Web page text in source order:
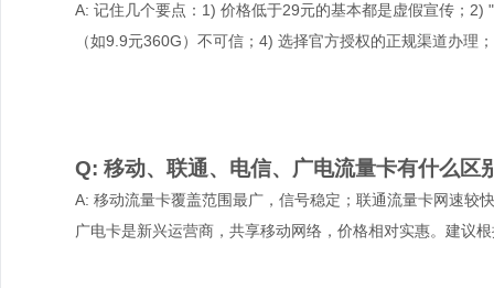
A: 记住几个要点：1) 价格低于29元的基本都是虚假宣传；
（如9.9元360G）不可信；4) 选择官方授权的正规渠道办理
Q: 移动、联通、电信、广电流量卡有什么区
A: 移动流量卡覆盖范围最广，信号稳定；联通流量卡网速较
广电卡是新兴运营商，共享移动网络，价格相对实惠。建议